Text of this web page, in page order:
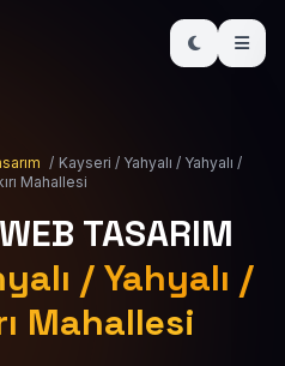
/ Kayseri / Yahyalı / Yahyalı /
Mahallesi
TASARIM
/ Yahyalı /
Mahallesi